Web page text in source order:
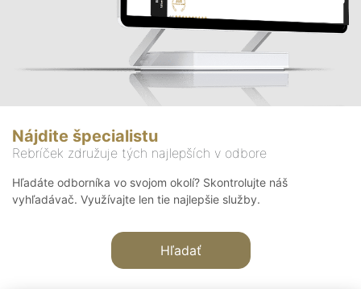
Nájdite špecialistu
Rebríček združuje tých najlepších v odbore
Hľadáte odborníka vo svojom okolí? Skontrolujte náš
vyhľadávač. Využívajte len tie najlepšie služby.
Hľadať